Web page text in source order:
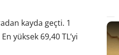
kayda geçti. 1
yüksek 69,40 TL’yi